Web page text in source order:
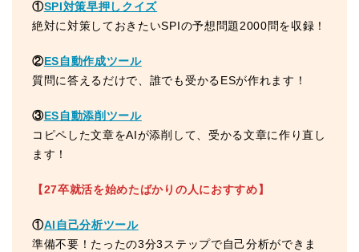
①SPI対策早押しクイズ
絶対に対策しておきたいSPIの予想問題2000問を収録！
②ES自動作成ツール
質問に答えるだけで、誰でも受かるESが作れます！
③ES自動添削ツール
コピペした文章をAIが添削して、受かる文章に作り直し
ます！
【27卒就活を始めたばかりの人におすすめ】
①AI自己分析ツール
準備不要！たったの3分3ステップで自己分析ができま